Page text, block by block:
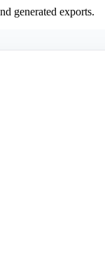
generated exports.